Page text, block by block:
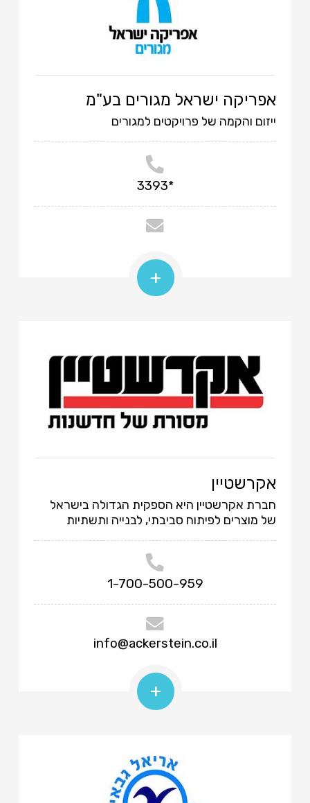
אפריקה ישראל מגורים בע"מ
ייזום והקמה של פרויקטים למגורים
*3393
+
אקרשטיין
חברת אקרשטיין היא הספקית הגדולה בישראל
של מוצרים לפיתוח סביבתי, לבנייה ותשתיות
1-700-500-959
info@ackerstein.co.il
+